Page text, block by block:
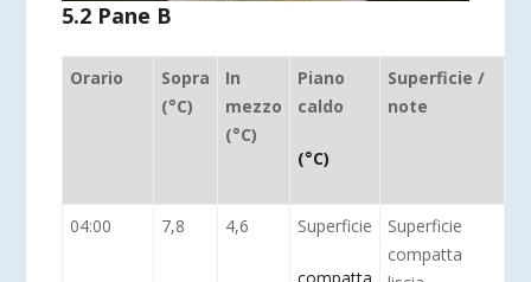
5.2 Pane B
Orario
Sopra
(°C)
In
mezzo
(°C)
Piano
caldo
(°C)
Superficie /
note
04:00 7,8 4,6 Superficie
Superficie
compatta